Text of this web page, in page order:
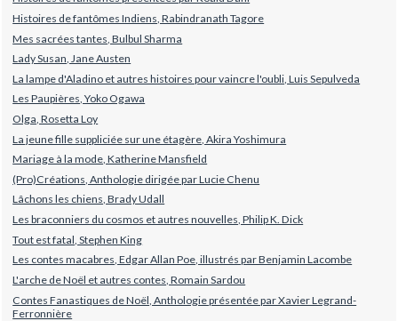
Histoires de fantômes Indiens, Rabindranath Tagore
Mes sacrées tantes, Bulbul Sharma
Lady Susan, Jane Austen
La lampe d'Aladino et autres histoires pour vaincre l'oubli, Luis Sepulveda
Les Paupières, Yoko Ogawa
Olga, Rosetta Loy
La jeune fille suppliciée sur une étagère, Akira Yoshimura
Mariage à la mode, Katherine Mansfield
(Pro)Créations, Anthologie dirigée par Lucie Chenu
Lâchons les chiens, Brady Udall
Les braconniers du cosmos et autres nouvelles, Philip K. Dick
Tout est fatal, Stephen King
Les contes macabres, Edgar Allan Poe, illustrés par Benjamin Lacombe
L'arche de Noël et autres contes, Romain Sardou
Contes Fanastiques de Noël, Anthologie présentée par Xavier Legrand-
Ferronnière